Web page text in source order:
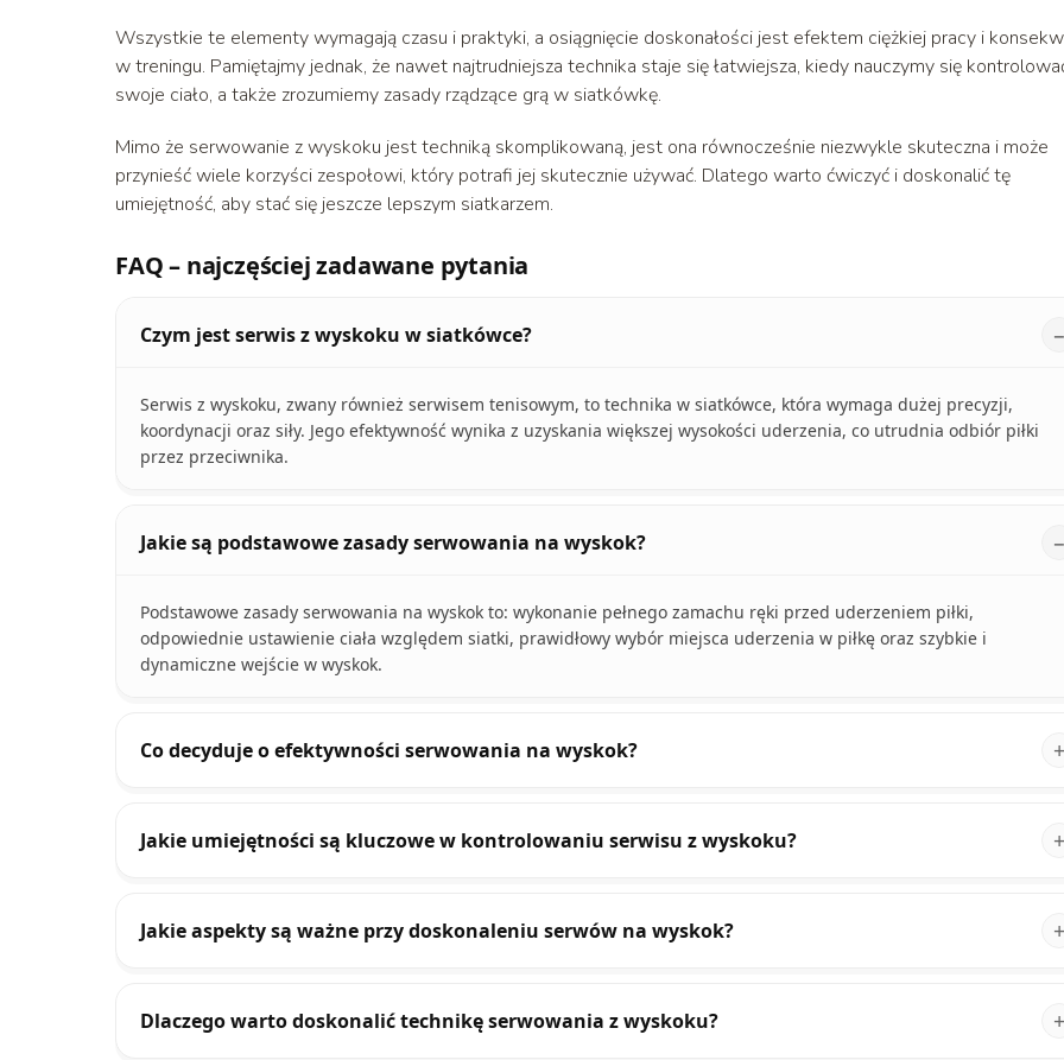
Wszystkie te elementy wymagają czasu i praktyki, a osiągnięcie doskonałości jest efektem ciężkiej pracy i
w treningu. Pamiętajmy jednak, że nawet najtrudniejsza technika staje się łatwiejsza, kiedy nauczymy się
swoje ciało, a także zrozumiemy zasady rządzące grą w siatkówkę.
Mimo że serwowanie z wyskoku jest techniką skomplikowaną, jest ona równocześnie niezwykle skuteczna i może
przynieść wiele korzyści zespołowi, który potrafi jej skutecznie używać. Dlatego warto ćwiczyć i doskonalić tę
umiejętność, aby stać się jeszcze lepszym siatkarzem.
FAQ – najczęściej zadawane pytania
Czym jest serwis z wyskoku w siatkówce?
Serwis z wyskoku, zwany również serwisem tenisowym, to technika w siatkówce, która wymaga dużej precyzji,
koordynacji oraz siły. Jego efektywność wynika z uzyskania większej wysokości uderzenia, co utrudnia odbiór piłki
przez przeciwnika.
Jakie są podstawowe zasady serwowania na wyskok?
Podstawowe zasady serwowania na wyskok to: wykonanie pełnego zamachu ręki przed uderzeniem piłki,
odpowiednie ustawienie ciała względem siatki, prawidłowy wybór miejsca uderzenia w piłkę oraz szybkie i
dynamiczne wejście w wyskok.
Co decyduje o efektywności serwowania na wyskok?
Jakie umiejętności są kluczowe w kontrolowaniu serwisu z wyskoku?
Jakie aspekty są ważne przy doskonaleniu serwów na wyskok?
Dlaczego warto doskonalić technikę serwowania z wyskoku?